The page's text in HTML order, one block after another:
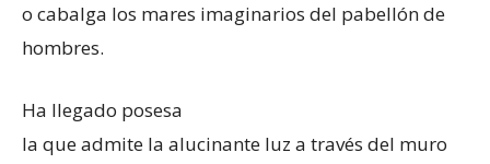
o cabalga los mares imaginarios del pabellón de
hombres.
Ha llegado posesa
la que admite la alucinante luz a través del muro